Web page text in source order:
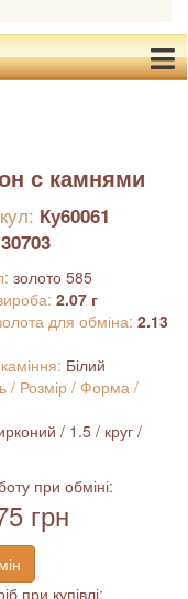
с камнями
Ку60061
30703
золото 585
2.07 г
для обміна: 2.13
Білий
/ Розмір / Форма /
/ 1.5 / круг /
при обміні:
грн
при купівлі: